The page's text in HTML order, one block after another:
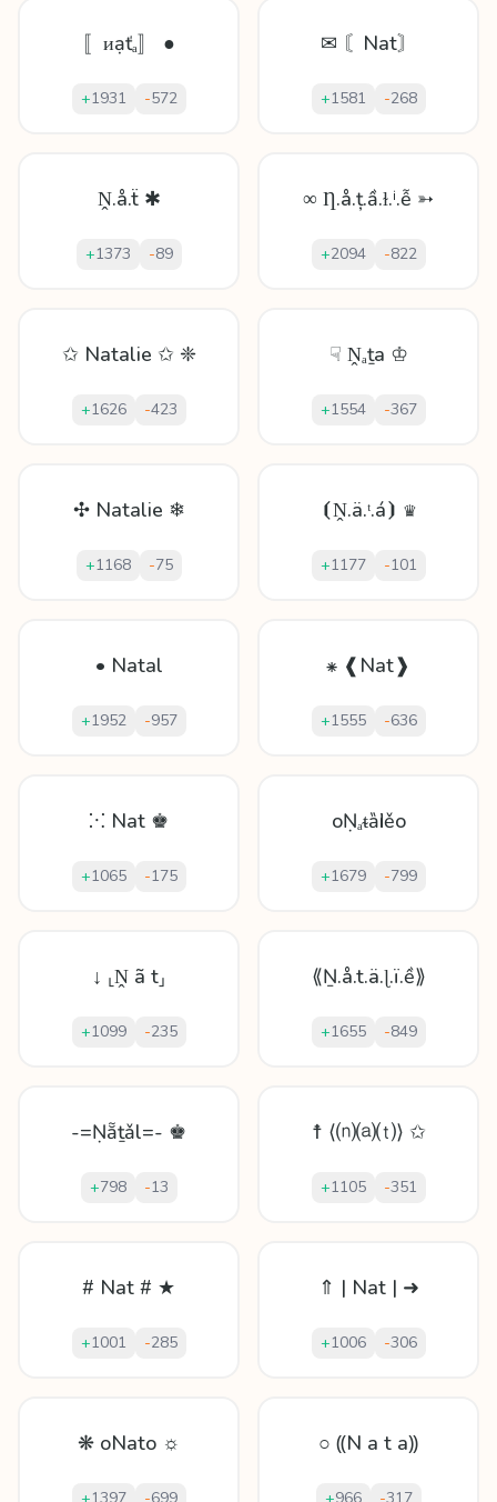
〚ᴎạťₐ〛 ●
+1931 -572
✉ 〘Nat〙
+1581 -268
Ṋ.å.ẗ ✱
+1373 -89
∞ Ƞ.å.ț.ầ.ɫ.ⁱ.ễ ➳
+2094 -822
✩ Natalie ✩ ❈
+1626 -423
☟ Ṋₐṯа ♔
+1554 -367
✣ Natalie ❄
+1168 -75
⦗Ṋ.ä.ᵗ.á⦘ ♛
+1177 -101
• Natal
+1952 -957
⁕ ❰Nat❱
+1555 -636
⁙ Nat ♚
+1065 -175
oṆₐᵵȁӏiěo
+1679 -799
↓ ⸤Ṋ ã t⸥
+1099 -235
⟪Ṉ.å.t.ä.ɭ.ï.ề⟫
+1655 -849
-=Ṇẵṯǎl=- ♚
+798 -13
☨ ⟨⒩⒜⒯⟩ ✩
+1105 -351
# Nat # ★
+1001 -285
⇑ | Nat | ➜
+1006 -306
❋ oNato ☼ ○ ⸨N a t a⸩